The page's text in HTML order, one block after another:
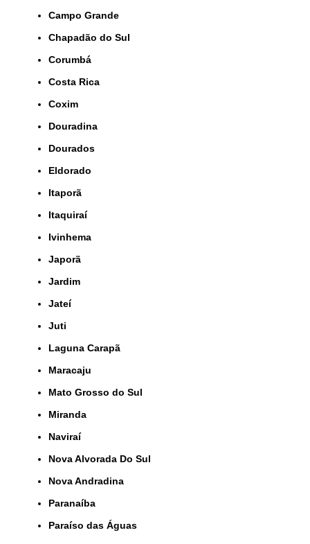
Campo Grande
Chapadão do Sul
Corumbá
Costa Rica
Coxim
Douradina
Dourados
Eldorado
Itaporã
Itaquiraí
Ivinhema
Japorã
Jardim
Jateí
Juti
Laguna Carapã
Maracaju
Mato Grosso do Sul
Miranda
Naviraí
Nova Alvorada Do Sul
Nova Andradina
Paranaíba
Paraíso das Águas